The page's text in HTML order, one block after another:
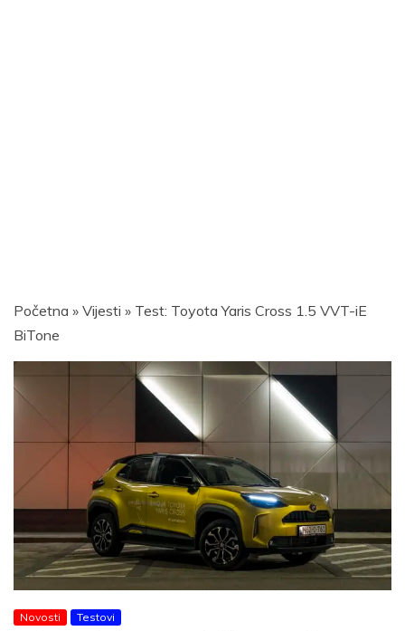
Početna » Vijesti » Test: Toyota Yaris Cross 1.5 VVT-iE
BiTone
Novosti Testovi